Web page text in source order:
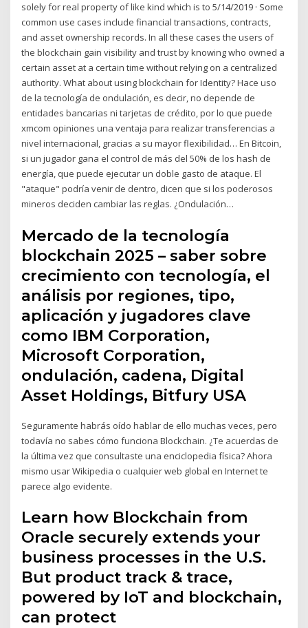
solely for real property of like kind which is to 5/14/2019 · Some
common use cases include financial transactions, contracts,
and asset ownership records. In all these cases the users of
the blockchain gain visibility and trust by knowing who owned a
certain asset at a certain time without relying on a centralized
authority. What about using blockchain for Identity? Hace uso
de la tecnología de ondulación, es decir, no depende de
entidades bancarias ni tarjetas de crédito, por lo que puede
xmcom opiniones una ventaja para realizar transferencias a
nivel internacional, gracias a su mayor flexibilidad… En Bitcoin,
si un jugador gana el control de más del 50% de los hash de
energía, que puede ejecutar un doble gasto de ataque. El
"ataque" podría venir de dentro, dicen que si los poderosos
mineros deciden cambiar las reglas. ¿Ondulación…
Mercado de la tecnología
blockchain 2025 – saber sobre
crecimiento con tecnología, el
análisis por regiones, tipo,
aplicación y jugadores clave
como IBM Corporation,
Microsoft Corporation,
ondulación, cadena, Digital
Asset Holdings, Bitfury USA
Seguramente habrás oído hablar de ello muchas veces, pero
todavía no sabes cómo funciona Blockchain. ¿Te acuerdas de
la última vez que consultaste una enciclopedia física? Ahora
mismo usar Wikipedia o cualquier web global en Internet te
parece algo evidente.
Learn how Blockchain from
Oracle securely extends your
business processes in the U.S.
But product track & trace,
powered by IoT and blockchain,
can protect